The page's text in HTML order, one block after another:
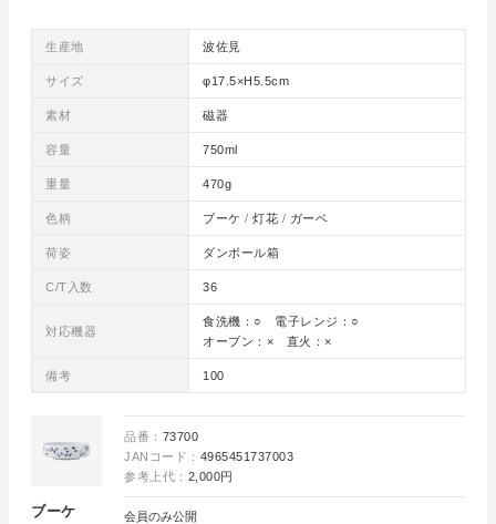
生産地 波佐見
サイズ φ17.5×H5.5cm
素材 磁器
容量 750ml
重量 470g
色柄 ブーケ / 灯花 / ガーベ
荷姿 ダンボール箱
C/T入数 36
対応機器
食洗機：○ 電子レンジ：○
オーブン：× 直火：×
備考 100
ブーケ
品番： 73700
JANコード： 4965451737003
参考上代： 2,000円
会員のみ公開